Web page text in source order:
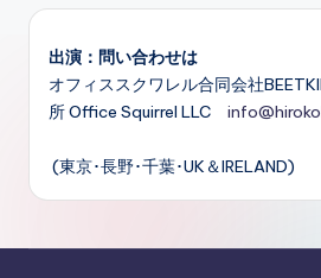
出演：問い合わせは
オフィススクワレル合同会社
所 Office Squirrel LLC
(東京･長野･千葉･UK＆IRELAND)